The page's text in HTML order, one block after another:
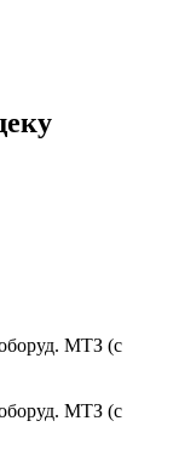
МТЗ (с
МТЗ (с